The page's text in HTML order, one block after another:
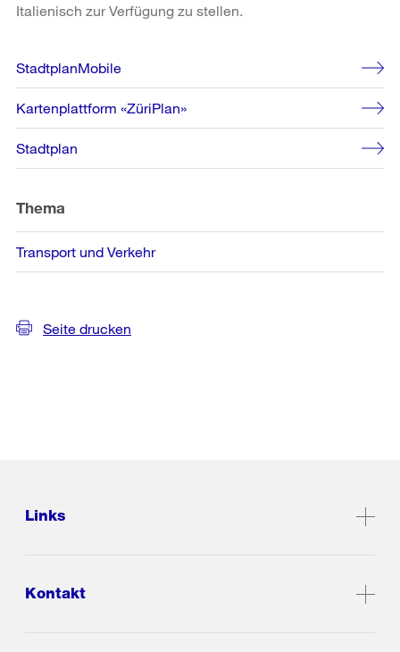
Italienisch zur Verfügung zu stellen.
Weitere
Informationen
StadtplanMobile
Kartenplattform «ZüriPlan»
Stadtplan
Thema
Transport und Verkehr
Seite drucken
Links
Kontakt